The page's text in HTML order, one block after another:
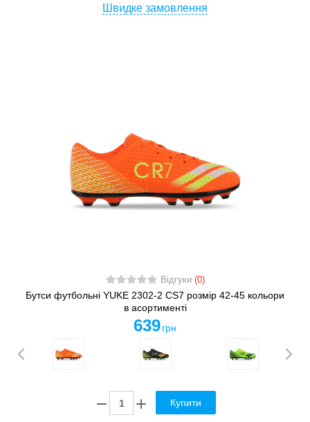
Швидке замовлення
Відгуки (0)
Бутси футбольні YUKE 2302-2 CS7 розмір 42-45 кольори
в асортименті
639 грн
Купити